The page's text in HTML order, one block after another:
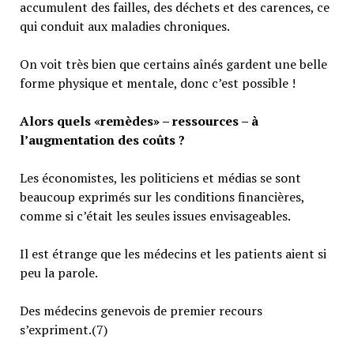
accumulent des failles, des déchets et des carences, ce
qui conduit aux maladies chroniques.
On voit très bien que certains aînés gardent une belle
forme physique et mentale, donc c’est possible !
Alors quels «remèdes» – ressources – à
l’augmentation des coûts ?
Les économistes, les politiciens et médias se sont
beaucoup exprimés sur les conditions financières,
comme si c’était les seules issues envisageables.
Il est étrange que les médecins et les patients aient si
peu la parole.
Des médecins genevois de premier recours
s’expriment.(7)